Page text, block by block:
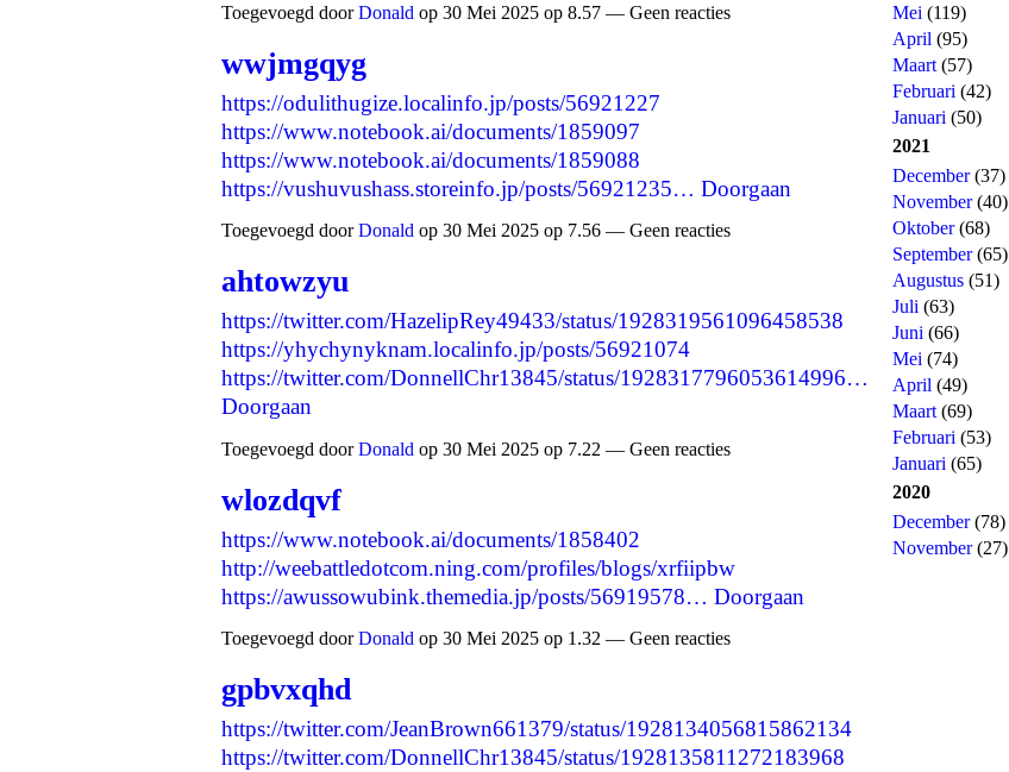
Toegevoegd doorDonald op 30 Mei 2025 op 8.57 — Geen reacties
wwjmgqyg
https://odulithugize.localinfo.jp/posts/56921227
https://www.notebook.ai/documents/1859097
https://www.notebook.ai/documents/1859088
https://vushuvushass.storeinfo.jp/posts/56921235… Doorgaan
Toegevoegd doorDonald op 30 Mei 2025 op 7.56 — Geen reacties
ahtowzyu
https://twitter.com/HazelipRey49433/status/1928319561096458538
https://yhychynyknam.localinfo.jp/posts/56921074
https://twitter.com/DonnellChr13845/status/1928317796053614996…
Doorgaan
Toegevoegd doorDonald op 30 Mei 2025 op 7.22 — Geen reacties
wlozdqvf
https://www.notebook.ai/documents/1858402
http://weebattledotcom.ning.com/profiles/blogs/xrfiipbw
https://awussowubink.themedia.jp/posts/56919578… Doorgaan
Toegevoegd doorDonald op 30 Mei 2025 op 1.32 — Geen reacties
gpbvxqhd
https://twitter.com/JeanBrown661379/status/1928134056815862134
https://twitter.com/DonnellChr13845/status/1928135811272183968
Mei (119)
April (95)
Maart (57)
Februari (42)
Januari (50)
2021
December(37)
November(40)
Oktober(68)
September(65)
Augustus (51)
Juli (63)
Juni (66)
Mei (74)
April (49)
Maart (69)
Februari (53)
Januari (65)
2020
December(78)
November(27)